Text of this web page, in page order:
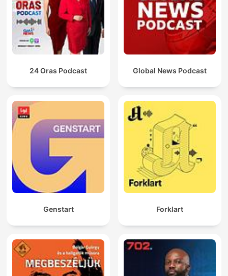
24 Oras Podcast Global News Podcast
Genstart Forklart